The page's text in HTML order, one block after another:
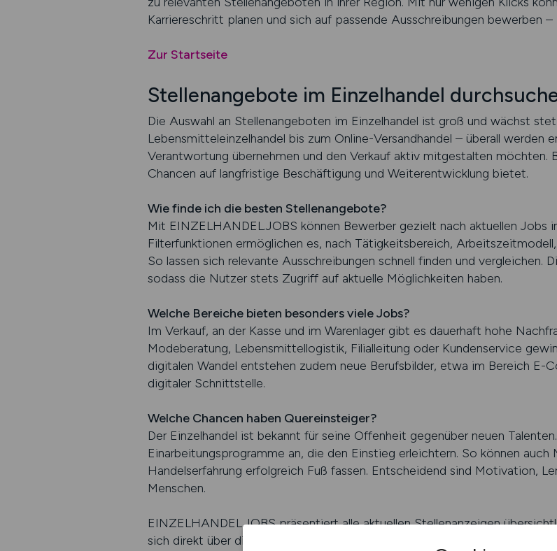
Karriereschritt planen und sich auf passende Ausschreibungen bewerben
Zur Startseite
Stellenangebote im Einzelhandel
Die Auswahl an Stellenangeboten im Einzelhandel ist groß und wächst
Lebensmitteleinzelhandel bis zum Online-Versandhandel – überall werden
Verantwortung übernehmen und den Verkauf aktiv mitgestalten möchten.
Chancen auf langfristige Beschäftigung und Weiterentwicklung bietet.
Wie finde ich die besten Stellenangebote?
Mit EINZELHANDEL.JOBS können Bewerber gezielt nach aktuellen Jobs
Filterfunktionen ermöglichen es, nach Tätigkeitsbereich,
So lassen sich relevante Ausschreibungen schnell finden und vergleichen.
sodass die Nutzer stets Zugriff auf aktuelle Möglichkeiten haben.
Welche Bereiche bieten besonders viele Jobs?
Im Verkauf, an der Kasse und im Warenlager gibt es dauerhaft hohe
Modeberatung, Lebensmittellogistik, Filialleitung oder Kundenservice
digitalen Wandel entstehen zudem neue Berufsbilder, etwa im Bereich E-
digitaler Schnittstelle.
Welche Chancen haben Quereinsteiger?
Der Einzelhandel ist bekannt für seine Offenheit gegenüber neuen
Einarbeitungsprogramme an, die den Einstieg erleichtern. So können
Handelserfahrung erfolgreich Fuß fassen. Entscheidend sind Motivation,
Menschen.
EINZELHANDEL.JOBS präsentiert alle aktuellen Stellenanzeigen
sich direkt über die Plattform bewerben und den gesamten